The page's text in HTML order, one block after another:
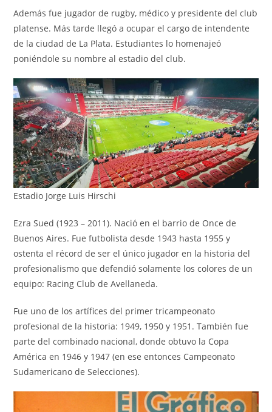
Además fue jugador de rugby, médico y presidente del club
platense. Más tarde llegó a ocupar el cargo de intendente
de la ciudad de La Plata. Estudiantes lo homenajeó
poniéndole su nombre al estadio del club.
Estadio Jorge Luis Hirschi
Ezra Sued (1923 – 2011). Nació en el barrio de Once de
Buenos Aires. Fue futbolista desde 1943 hasta 1955 y
ostenta el récord de ser el único jugador en la historia del
profesionalismo que defendió solamente los colores de un
equipo: Racing Club de Avellaneda.
Fue uno de los artífices del primer tricampeonato
profesional de la historia: 1949, 1950 y 1951. También fue
parte del combinado nacional, donde obtuvo la Copa
América en 1946 y 1947 (en ese entonces Campeonato
Sudamericano de Selecciones).